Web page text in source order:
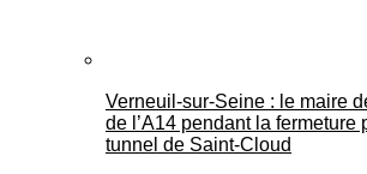
Verneuil-sur-Seine : le maire
de l’A14 pendant la fermeture
tunnel de Saint-Cloud